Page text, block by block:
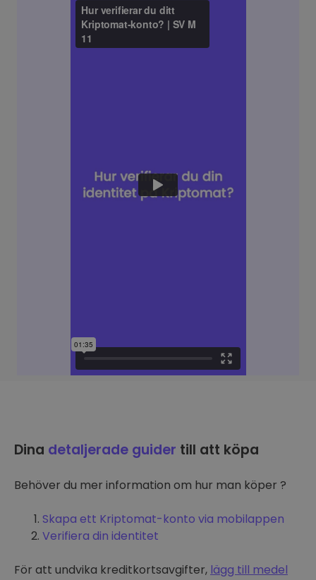
Dina detaljerade guider till att köpa
Behöver du mer information om hur man köper ?
Skapa ett Kriptomat-konto via mobilappen
Verifiera din identitet
För att undvika kreditkortsavgifter, lägg till medel